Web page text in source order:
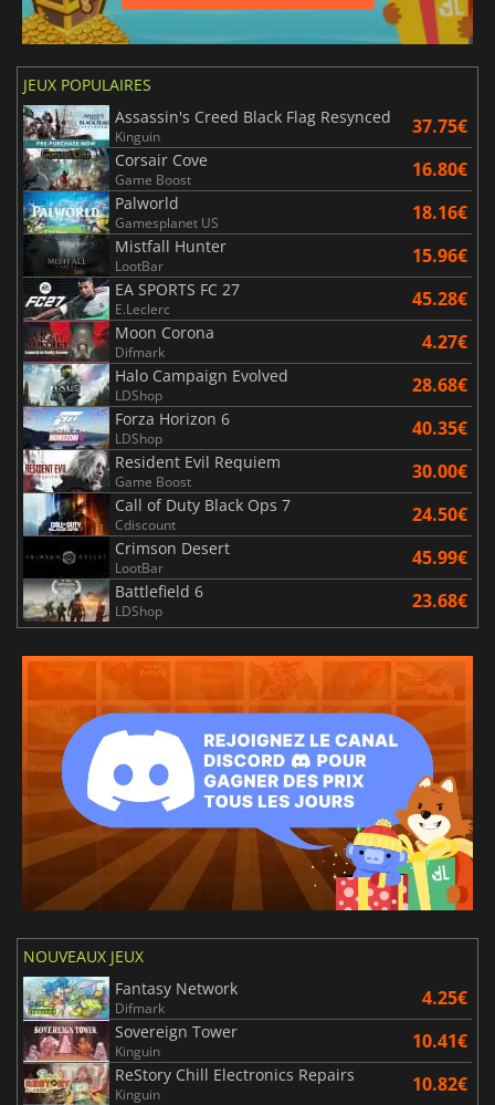
JEUX POPULAIRES
Assassin's Creed Black Flag Resynced
Kinguin 37.75€
Corsair Cove
Game Boost 16.80€
Palworld
Gamesplanet US 18.16€
Mistfall Hunter
LootBar 15.96€
EA SPORTS FC 27
E.Leclerc 45.28€
Moon Corona
Difmark 4.27€
Halo Campaign Evolved
LDShop 28.68€
Forza Horizon 6
LDShop 40.35€
Resident Evil Requiem
Game Boost 30.00€
Call of Duty Black Ops 7
Cdiscount 24.50€
Crimson Desert
LootBar 45.99€
Battlefield 6
LDShop 23.68€
NOUVEAUX JEUX
Fantasy Network
Difmark 4.25€
Sovereign Tower
Kinguin 10.41€
ReStory Chill Electronics Repairs
Kinguin 10.82€